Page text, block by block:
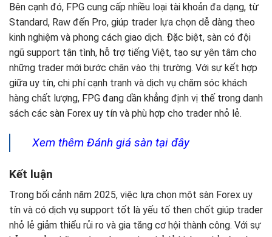
Bên cạnh đó, FPG cung cấp nhiều loại tài khoản đa dạng, từ
Standard, Raw đến Pro, giúp trader lựa chọn dễ dàng theo
kinh nghiệm và phong cách giao dịch. Đặc biệt, sàn có đội
ngũ support tận tình, hỗ trợ tiếng Việt, tạo sự yên tâm cho
những trader mới bước chân vào thị trường. Với sự kết hợp
giữa uy tín, chi phí cạnh tranh và dịch vụ chăm sóc khách
hàng chất lượng, FPG đang dần khẳng định vị thế trong danh
sách các sàn Forex uy tín và phù hợp cho trader nhỏ lẻ.
Xem thêm Đánh giá sàn tại đây
Kết luận
Trong bối cảnh năm 2025, việc lựa chọn một sàn Forex uy
tín và có dịch vụ support tốt là yếu tố then chốt giúp trader
nhỏ lẻ giảm thiểu rủi ro và gia tăng cơ hội thành công. Với sự